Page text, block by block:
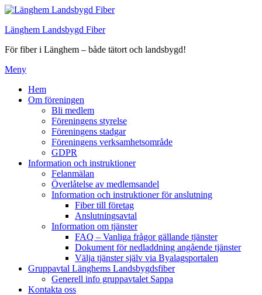
Hoppa
innehåll
Länghem Landsbygd Fiber
För fiber i Länghem – både tätort och landsbygd!
Meny
Hem
Om föreningen
Bli medlem
Föreningens styrelse
Föreningens stadgar
Föreningens verksamhetsområde
GDPR
Information och instruktioner
Felanmälan
Överlåtelse av medlemsandel
Information och instruktioner för anslutning
Fiber till företag
Anslutningsavtal
Information om tjänster
FAQ – Vanliga frågor gällande tjänster
Dokument för nedladdning angående tjänster
Välja tjänster själv via Byalagsportalen
Gruppavtal Länghems Landsbygdsfiber
Generell info gruppavtalet Sappa
Kontakta oss